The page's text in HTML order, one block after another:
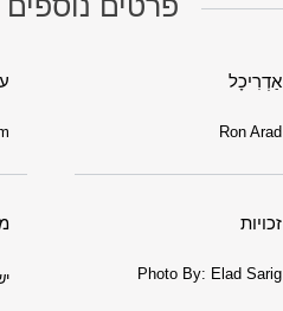
אַדְרִיכָל
Ron Arad
זכויות
Photo By: Elad Sarig